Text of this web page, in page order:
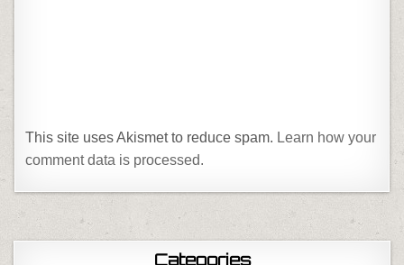
This site uses Akismet to reduce spam. Learn how your
comment data is processed.
Categories